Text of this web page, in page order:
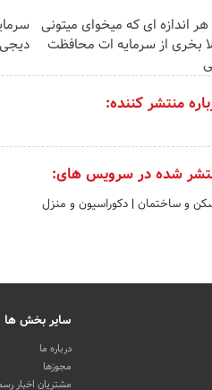
هر اندازه ای که میخوای میتونی
بخری از سرمایه ات محافظت
دیجی
منتشر کننده:
شده در سرویس های:
و ساختمان | دکوراسیون و منزل
سایر بخش ها
درباره ما
مجوزها
مشتریان اخبار